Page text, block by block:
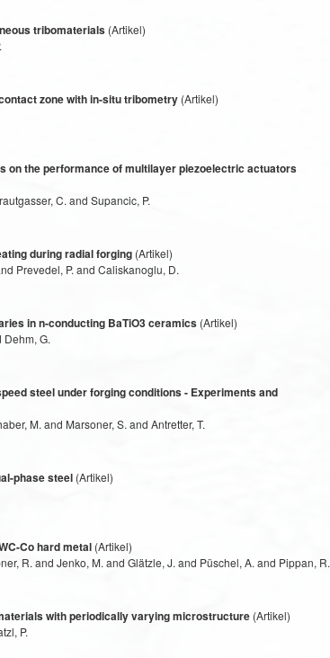
tribomaterials(Artikel)
zone with in-situ tribometry(Artikel)
on the performance of multilayer piezoelectric actuators
C. and Supancic, P.
during radial forging(Artikel)
Prevedel, P. and Caliskanoglu, D.
in n-conducting BaTiO3 ceramics(Artikel)
Dehm, G.
steel under forging conditions - Experiments and
M. and Marsoner, S. and Antretter, T.
phase steel(Artikel)
Co hard metal(Artikel)
R. and Jenko, M. and Glätzle, J. and Püschel, A. and Pippan, R.
with periodically varying microstructure(Artikel)
P.